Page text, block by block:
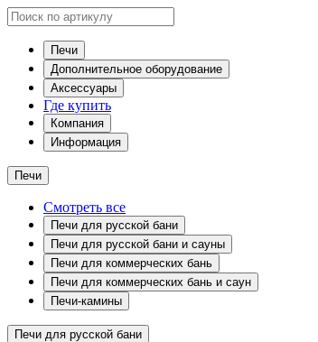
Печи
Дополнительное оборудование
Аксессуары
Где купить
Компания
Информация
Печи
Смотреть все
Печи для русской бани
Печи для русской бани и сауны
Печи для коммерческих бань
Печи для коммерческих бань и саун
Печи-камины
Печи для русской бани